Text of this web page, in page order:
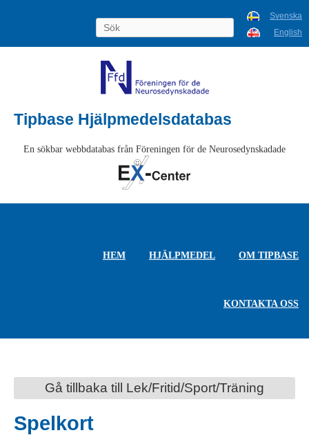
Svenska
English
Tipbase Hjälpmedelsdatabas
En sökbar webbdatabas från Föreningen för de Neurosedynskadade
HEM HJÄLPMEDEL OM TIPBASE
KONTAKTA OSS
Gå tillbaka till Lek/Fritid/Sport/Träning
Spelkort